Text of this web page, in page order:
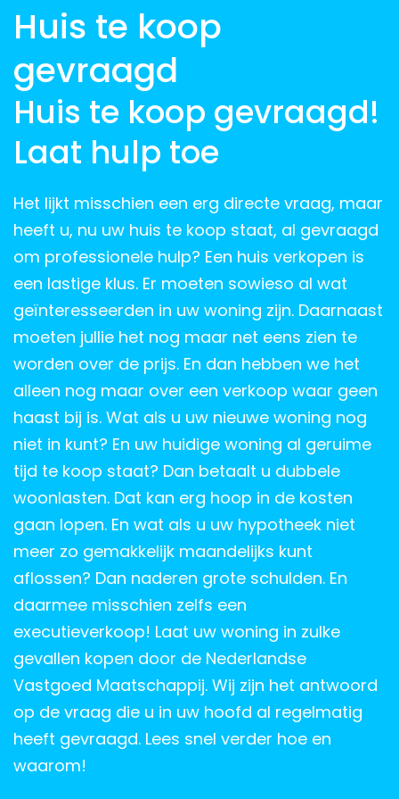
Huis te koop
gevraagd
Huis te koop gevraagd!
Laat hulp toe
Het lijkt misschien een erg directe vraag, maar
heeft u, nu uw huis te koop staat, al gevraagd
om professionele hulp? Een huis verkopen is
een lastige klus. Er moeten sowieso al wat
geïnteresseerden in uw woning zijn. Daarnaast
moeten jullie het nog maar net eens zien te
worden over de prijs. En dan hebben we het
alleen nog maar over een verkoop waar geen
haast bij is. Wat als u uw nieuwe woning nog
niet in kunt? En uw huidige woning al geruime
tijd te koop staat? Dan betaalt u dubbele
woonlasten. Dat kan erg hoop in de kosten
gaan lopen. En wat als u uw hypotheek niet
meer zo gemakkelijk maandelijks kunt
aflossen? Dan naderen grote schulden. En
daarmee misschien zelfs een
executieverkoop! Laat uw woning in zulke
gevallen kopen door de Nederlandse
Vastgoed Maatschappij. Wij zijn het antwoord
op de vraag die u in uw hoofd al regelmatig
heeft gevraagd. Lees snel verder hoe en
waarom!